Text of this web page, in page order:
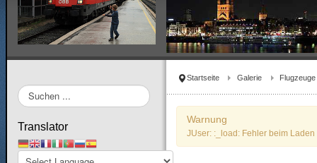
Startseite Galerie Flugzeuge
Warnung
JUser: :_load: Fehler beim
Suchen
...
Translator